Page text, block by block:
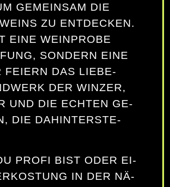
GE­MEIN­SAM DIE
ZU ENT­DE­CKEN.
EI­NE WEIN­PRO­BE
SON­DERN EI­NE
FEI­ERN DAS LIE­BE­
DER WIN­ZER,
UND DIE ECH­TEN GE­
DIE DA­HIN­TER­STE­
PRO­FI BIST ODER EI­
IN DER NÄ­